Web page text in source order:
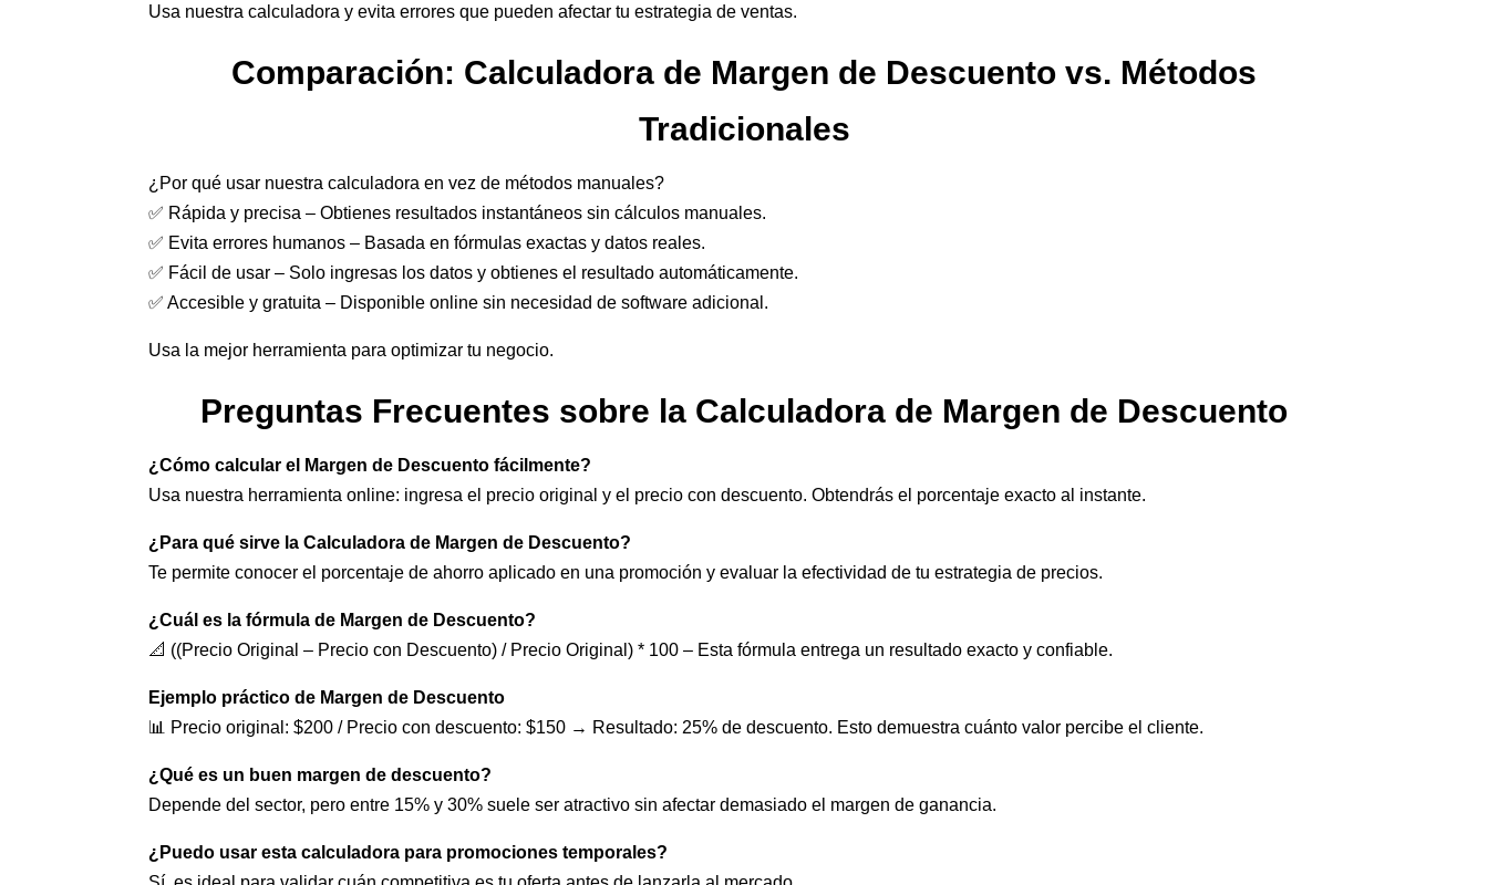
Usa nuestra calculadora y evita errores que pueden afectar tu estrategia de ventas.
Comparación: Calculadora de Margen de Descuento vs. Métodos
Tradicionales
¿Por qué usar nuestra calculadora en vez de métodos manuales?
✅ Rápida y precisa – Obtienes resultados instantáneos sin cálculos manuales.
✅ Evita errores humanos – Basada en fórmulas exactas y datos reales.
✅ Fácil de usar – Solo ingresas los datos y obtienes el resultado automáticamente.
✅ Accesible y gratuita – Disponible online sin necesidad de software adicional.
Usa la mejor herramienta para optimizar tu negocio.
Preguntas Frecuentes sobre la Calculadora de Margen de Descuento
¿Cómo calcular el Margen de Descuento fácilmente?
Usa nuestra herramienta online: ingresa el precio original y el precio con descuento. Obtendrás el porcentaje exacto al instante.
¿Para qué sirve la Calculadora de Margen de Descuento?
Te permite conocer el porcentaje de ahorro aplicado en una promoción y evaluar la efectividad de tu estrategia de precios.
¿Cuál es la fórmula de Margen de Descuento?
📐 ((Precio Original – Precio con Descuento) / Precio Original) * 100 – Esta fórmula entrega un resultado exacto y confiable.
Ejemplo práctico de Margen de Descuento
📊 Precio original: $200 / Precio con descuento: $150 → Resultado: 25% de descuento. Esto demuestra cuánto valor percibe el cliente.
¿Qué es un buen margen de descuento?
Depende del sector, pero entre 15% y 30% suele ser atractivo sin afectar demasiado el margen de ganancia.
¿Puedo usar esta calculadora para promociones temporales?